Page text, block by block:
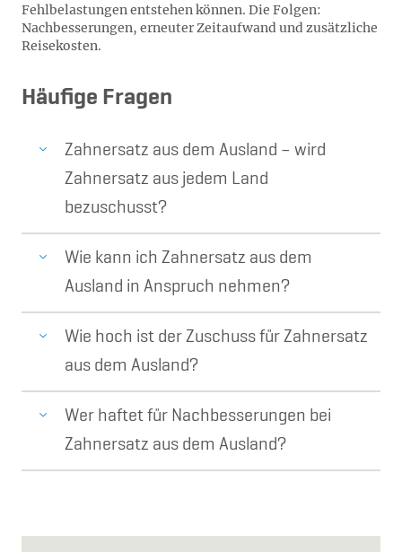
Fehlbelastungen entstehen können. Die Folgen:
Nachbesserungen, erneuter Zeitaufwand und zusätzliche
Reisekosten.
Häufige Fragen
Zahnersatz aus dem Ausland – wird
Zahnersatz aus jedem Land
bezuschusst?
Wie kann ich Zahnersatz aus dem
Ausland in Anspruch nehmen?
Wie hoch ist der Zuschuss für Zahnersatz
aus dem Ausland?
Wer haftet für Nachbesserungen bei
Zahnersatz aus dem Ausland?